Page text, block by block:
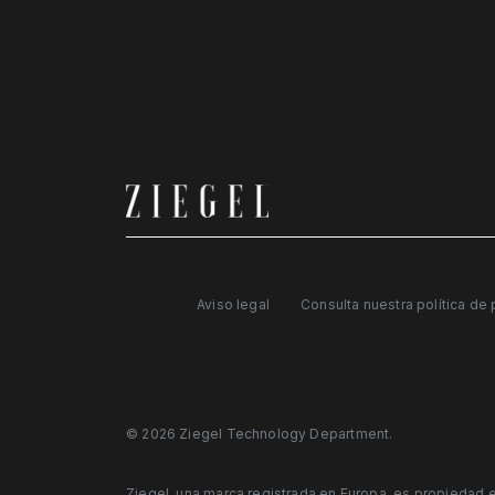
Aviso legal Consulta nuestra política de
© 2026 Ziegel Technology Department.